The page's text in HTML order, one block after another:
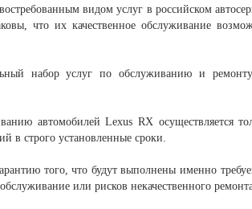
видом услуг в российском
что их качественное обслуживание
набор услуг по обслуживанию и
автомобилей Lexus RX осуществляется
в строго установленные сроки.
того, что будут выполнены именно
или рисков некачественного